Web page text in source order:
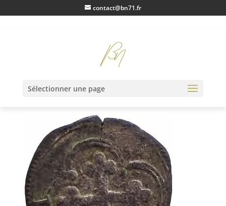
contact@bn71.fr
Sélectionner une page
IMG20230119101550